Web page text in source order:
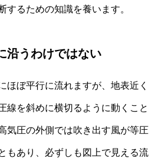
するための知識を養います。
沿うわけではない
ほぼ平行に流れますが、地表近く
線を斜めに横切るように動くこと
気圧の外側では吹き出す風が等圧
もあり、必ずしも図上で見える流